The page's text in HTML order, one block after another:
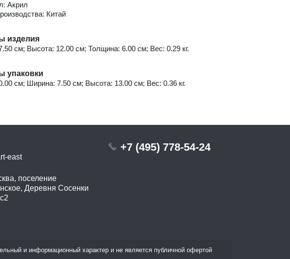
Акрил
Китай
изделия
см; Высота: 12.00 см; Толщина: 6.00 см; Вес: 0.29 кг.
упаковки
см; Ширина: 7.50 см; Высота: 13.00 см; Вес: 0.36 кг.
east
поселение
Деревня Сосенки
+7 (495) 778-54-24
и информационный характер и не является публичной офертой